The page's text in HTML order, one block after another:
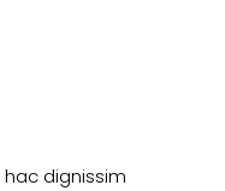
dignissim